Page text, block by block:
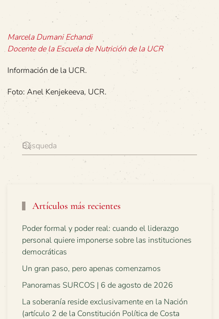
Marcela Dumani Echandi
Docente de la Escuela de Nutrición de la UCR
Información de la UCR.
Foto: Anel Kenjekeeva, UCR.
Artículos más recientes
Poder formal y poder real: cuando el liderazgo
personal quiere imponerse sobre las instituciones
democráticas
Un gran paso, pero apenas comenzamos
Panoramas SURCOS | 6 de agosto de 2026
La soberanía reside exclusivamente en la Nación
(artículo 2 de la Constitución Política de Costa